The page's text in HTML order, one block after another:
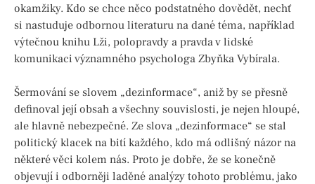
okamžiky. Kdo se chce něco podstatného dovědět, nechť
si nastuduje odbornou literaturu na dané téma, například
výtečnou knihu Lži, polopravdy a pravda v lidské
komunikaci významného psychologa Zbyňka Vybírala.
Šermování se slovem „dezinformace“, aniž by se přesně
definoval její obsah a všechny souvislosti, je nejen hloupé,
ale hlavně nebezpečné. Ze slova „dezinformace“ se stal
politický klacek na bití každého, kdo má odlišný názor na
některé věci kolem nás. Proto je dobře, že se konečně
objevují i odborněji laděné analýzy tohoto problému, jako